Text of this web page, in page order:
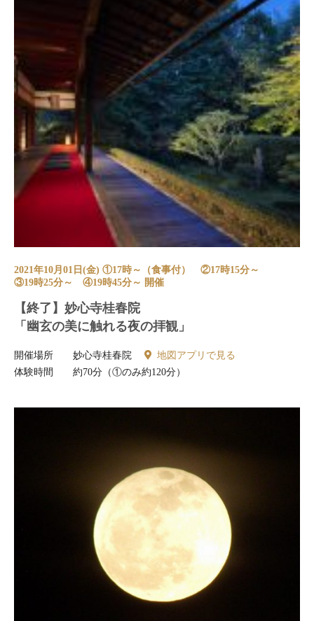
2021年10月01日(金) ①17時～（食事付） ②17時15分～
③19時25分～ ④19時45分～ 開催
【終了】妙心寺桂春院
「幽玄の美に触れる夜の拝観」
開催場所 妙心寺桂春院
地図アプリで見る
体験時間
約70分（①のみ約120分）